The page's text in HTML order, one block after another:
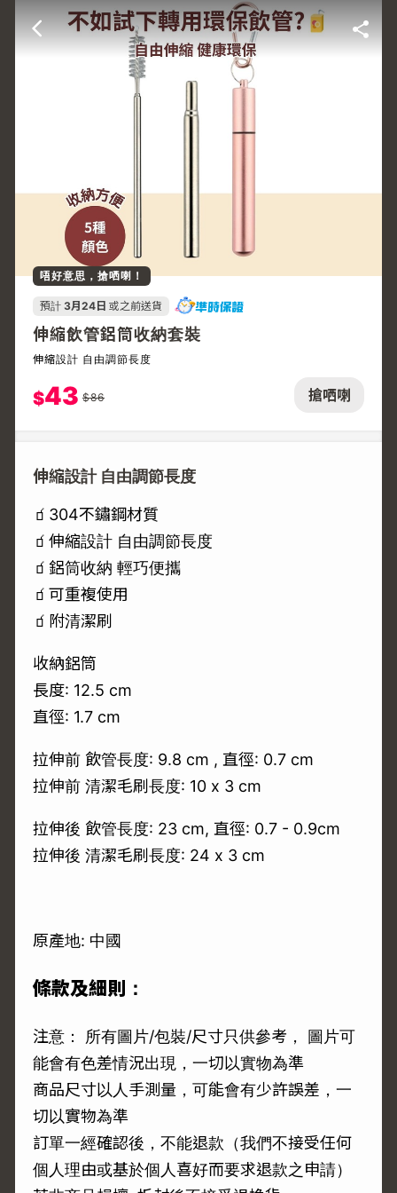
搶哂喇
唔好意思，搶哂喇！
預計 3月24日 或之前送貨
伸縮飲管鋁筒收納套裝
伸縮設計 自由調節長度
$43 $86
伸縮設計 自由調節長度
🧃304不鏽鋼材質
🧃伸縮設計 自由調節長度
🧃鋁筒收納 輕巧便攜
🧃可重複使用
🧃附清潔刷
收納鋁筒
長度: 12.5 cm
直徑: 1.7 cm
拉伸前 飲管長度: 9.8 cm , 直徑: 0.7 cm
拉伸前 清潔毛刷長度: 10 x 3 cm
拉伸後 飲管長度: 23 cm, 直徑: 0.7 - 0.9cm
拉伸後 清潔毛刷長度: 24 x 3 cm
原產地: 中國
條款及細則：
注意： 所有圖片/包裝/尺寸只供參考， 圖片可
能會有色差情況出現，一切以實物為準
商品尺寸以人手測量，可能會有少許誤差，一
切以實物為準
訂單一經確認後，不能退款（我們不接受任何
個人理由或基於個人喜好而要求退款之申請）